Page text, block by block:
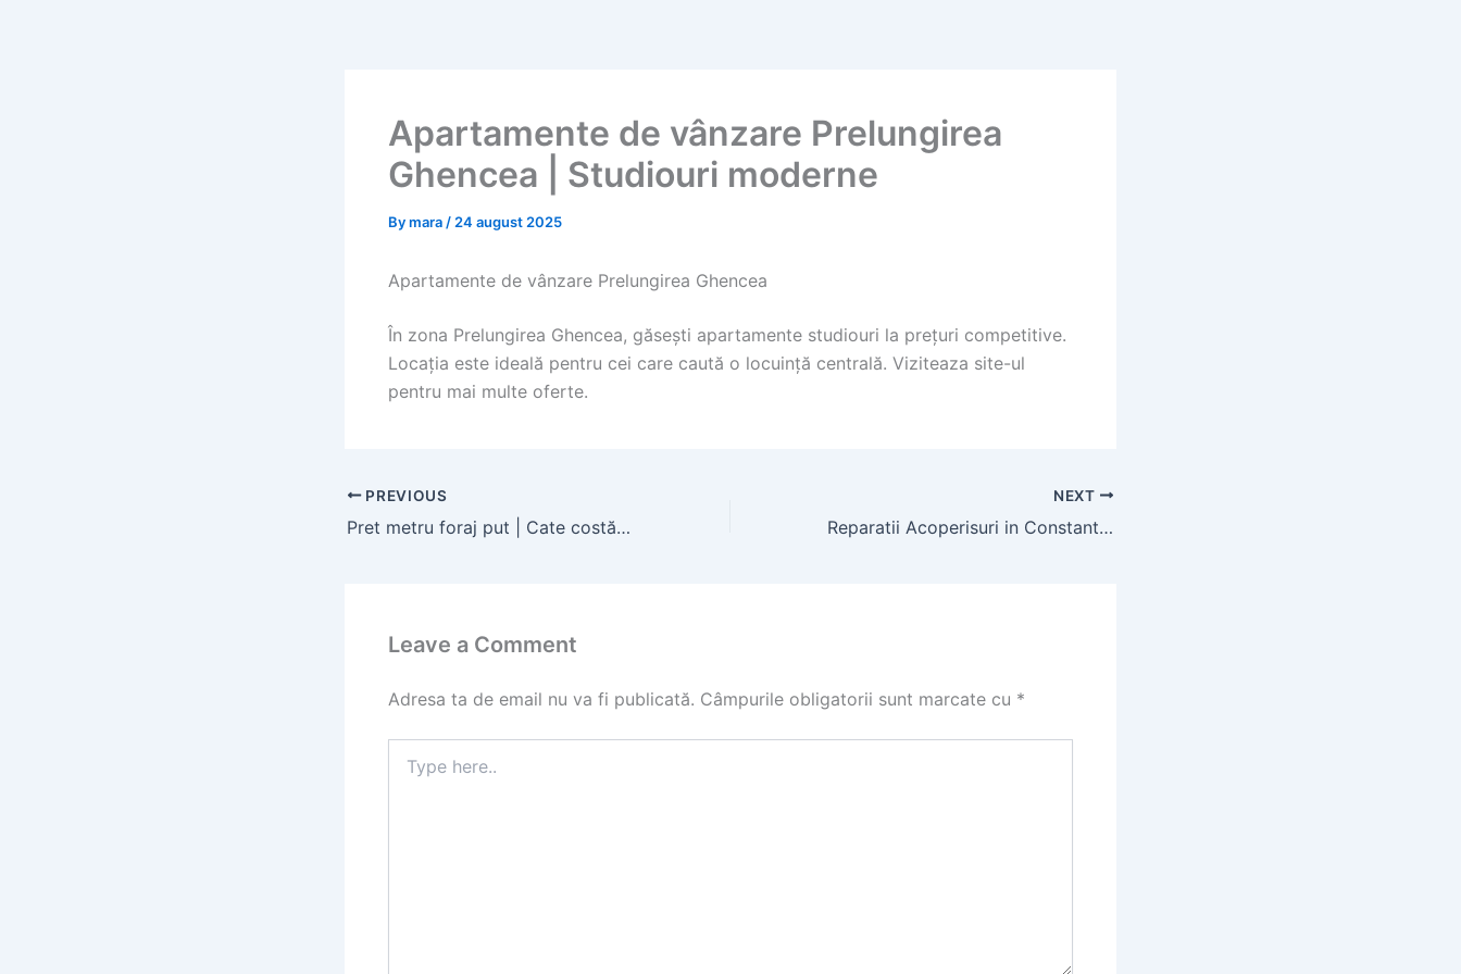
Apartamente de vânzare Prelungirea
Ghencea | Studiouri moderne
Bymara / 24 august 2025
Apartamente de vânzare Prelungirea Ghencea
În zona Prelungirea Ghencea, găsești apartamente studiouri la prețuri competitive.
Locația este ideală pentru cei care caută o locuință centrală. Viziteaza site-ul
pentru mai multe oferte.
PREVIOUS
Pret metru foraj put | Cate costă forajul unui put?
NEXT
Reparatii Acoperisuri in Constanta: Solutii pentru Igrasie si Infiltratii
Leave a Comment
Adresa ta de email nu va fi publicată. Câmpurile obligatorii sunt marcate cu *
here..